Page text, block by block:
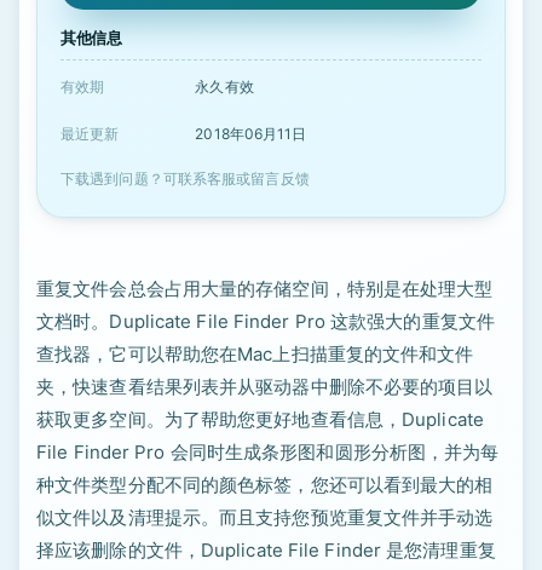
其他信息
有效期 永久有效
最近更新 2018年06月11日
下载遇到问题？可联系客服或留言反馈
重复文件会总会占用大量的存储空间，特别是在处理大型
文档时。Duplicate File Finder Pro 这款强大的重复文件
查找器，它可以帮助您在Mac上扫描重复的文件和文件
夹，快速查看结果列表并从驱动器中删除不必要的项目以
获取更多空间。为了帮助您更好地查看信息，Duplicate
File Finder Pro 会同时生成条形图和圆形分析图，并为每
种文件类型分配不同的颜色标签，您还可以看到最大的相
似文件以及清理提示。而且支持您预览重复文件并手动选
择应该删除的文件，Duplicate File Finder 是您清理重复